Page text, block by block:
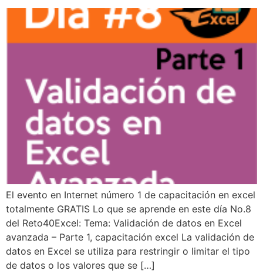
El evento en Internet número 1 de capacitación en excel
totalmente GRATIS Lo que se aprende en este día No.8
del Reto40Excel: Tema: Validación de datos en Excel
avanzada – Parte 1, capacitación excel La validación de
datos en Excel se utiliza para restringir o limitar el tipo
de datos o los valores que se […]